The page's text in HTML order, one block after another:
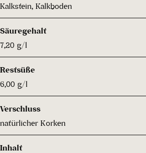
Kalkstein, Kalkboden
Säuregehalt
7,20 g/l
Restsüße
6,00 g/l
Verschluss
natürlicher Korken
Inhalt